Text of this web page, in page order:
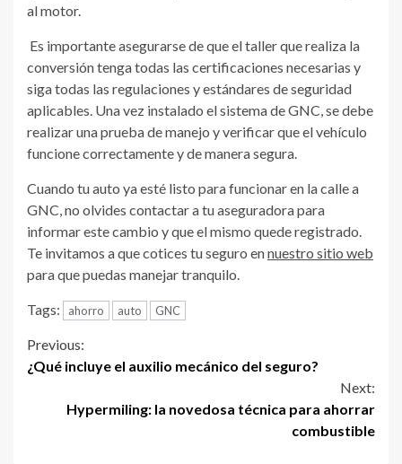
al motor.
Es importante asegurarse de que el taller que realiza la
conversión tenga todas las certificaciones necesarias y
siga todas las regulaciones y estándares de seguridad
aplicables. Una vez instalado el sistema de GNC, se debe
realizar una prueba de manejo y verificar que el vehículo
funcione correctamente y de manera segura.
Cuando tu auto ya esté listo para funcionar en la calle a
GNC, no olvides contactar a tu aseguradora para
informar este cambio y que el mismo quede registrado.
Te invitamos a que cotices tu seguro ennuestro sitio web
para que puedas manejar tranquilo.
Tags: ahorro auto GNC
Continue
Reading
Previous:
¿Qué incluye el auxilio mecánico del seguro?
Next:
Hypermiling: la novedosa técnica para ahorrar
combustible